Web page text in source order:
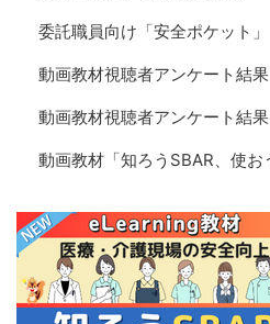
委託職員向け「安全ポケット」
動画教材視聴者アンケート結果
動画教材視聴者アンケート結
動画教材「知ろうSBAR、使お